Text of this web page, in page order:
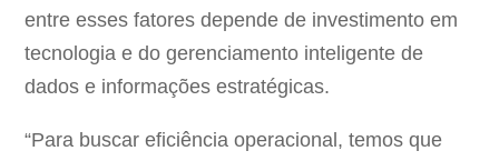
entre esses fatores depende de investimento em
tecnologia e do gerenciamento inteligente de
dados e informações estratégicas.
“Para buscar eficiência operacional, temos que